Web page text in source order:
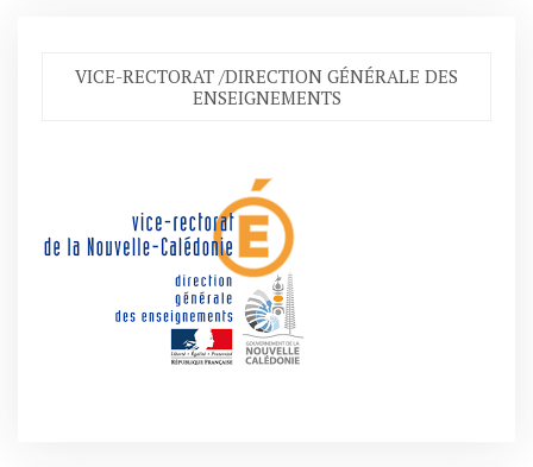
VICE-RECTORAT /DIRECTION GÉNÉRALE DES
ENSEIGNEMENTS